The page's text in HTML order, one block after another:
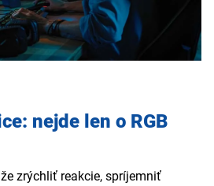
nejde len o RGB
zrýchliť reakcie, spríjemniť